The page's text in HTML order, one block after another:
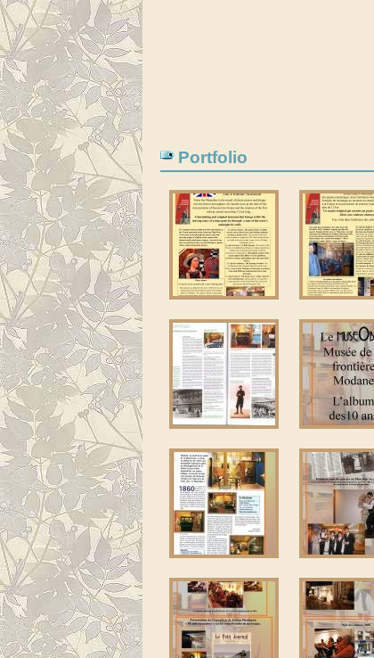
Portfolio